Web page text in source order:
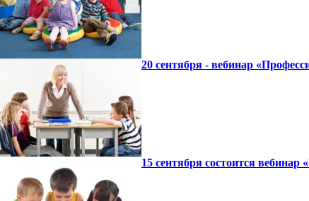
20 сентября - вебинар
15 сентября состоится